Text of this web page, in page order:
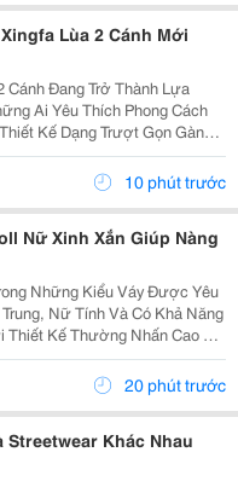
Lùa 2 Cánh Mới
Cánh Đang Trở Thành Lựa
Ai Yêu Thích Phong Cách
Kế Dạng Trượt Gọn Gàng
Nhẹ Nhàng, Tiết Kiệm
Gian Nhỏ Hẹp Lẫn Những
10 phút trước
Nữ Xinh Xắn Giúp Nàng
Những Kiểu Váy Được Yêu
Nữ Tính Và Có Khả Năng
Thiết Kế Thường Nhấn Cao Ở
Xòe Nhẹ Xuống Dưới, Kiểu
Thoải Mái Nhưng Vẫn Giữ
20 phút trước
Streetwear Khác Nhau